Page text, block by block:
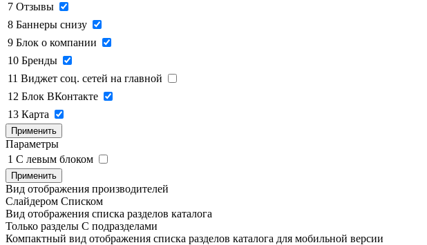
7 Отзывы
8 Баннеры снизу
9 Блок о компании
10 Бренды
11 Виджет соц. сетей на главной
12 Блок ВКонтакте
13 Карта
Применить
Параметры
1 C левым блоком
Применить
Вид отображения производителей
Слайдером Списком
Вид отображения списка разделов каталога
Только разделы С подразделами
Компактный вид отображения списка разделов каталога для мобильной версии